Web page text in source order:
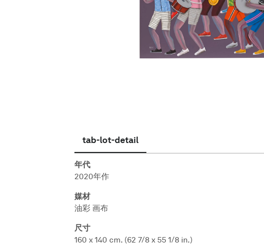
tab-lot-detail
年代
2020年作
媒材
油彩 画布
尺寸
160 x 140 cm. (62 7/8 x 55 1/8 in.)